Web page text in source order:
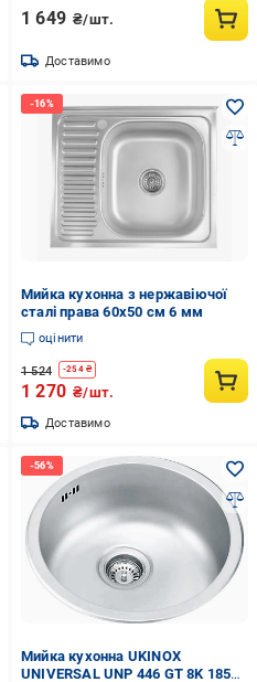
1 649 ₴/шт.
Доставимо
Мийка кухонна з нержавіючої
сталі права 60x50 см 6 мм
оцінити
1 524 -254₴
1 270 ₴/шт.
Доставимо
Мийка кухонна UKINOX
UNIVERSAL UNP 446 GT 8K 185